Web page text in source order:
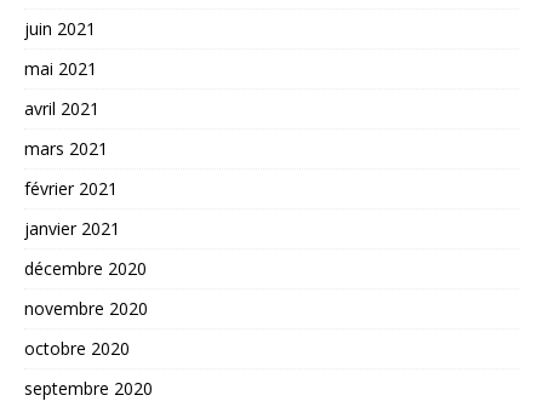
juin 2021
mai 2021
avril 2021
mars 2021
février 2021
janvier 2021
décembre 2020
novembre 2020
octobre 2020
septembre 2020